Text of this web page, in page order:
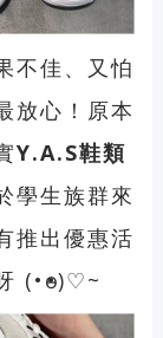
不佳、又怕
放心！原本
Y.A.S鞋類
學生族群來
推出優惠活
(•ө•)♡~